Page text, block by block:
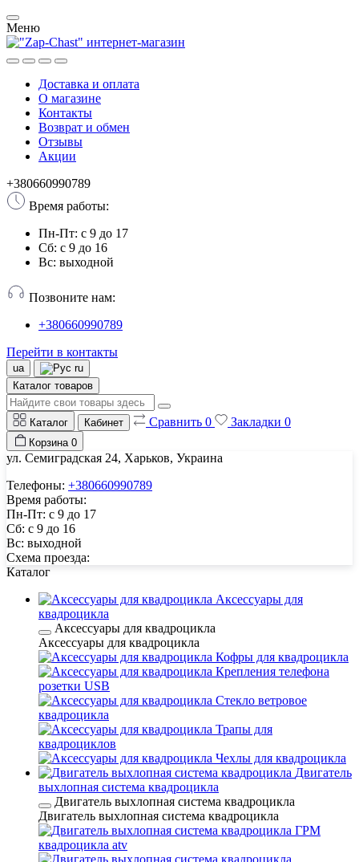
Меню
Доставка и оплата
О магазине
Контакты
Возврат и обмен
Отзывы
Акции
+380660990789
Время работы:
Пн-Пт: с 9 до 17
Сб: с 9 до 16
Вс: выходной
Позвоните нам:
+380660990789
Перейти в контакты
ua
ru
Каталог товаров
Каталог Кабинет Сравнить 0 Закладки 0
Корзина 0
ул. Семиградская 24, Харьков, Украина
Телефоны: +380660990789
Время работы:
Пн-Пт: с 9 до 17
Сб: с 9 до 16
Вс: выходной
Схема проезда:
Каталог
Аксессуары для
квадроцикла
Аксессуары для квадроцикла
Аксессуары для квадроцикла
Кофры для квадроцикла
Крепления телефона
розетки USB
Стекло ветровое
квадроцикла
Трапы для
квадроциклов
Чехлы для квадроцикла
Двигатель
выхлопная система квадроцикла
Двигатель выхлопная система квадроцикла
Двигатель выхлопная система квадроцикла
ГРМ
квадроцикла atv